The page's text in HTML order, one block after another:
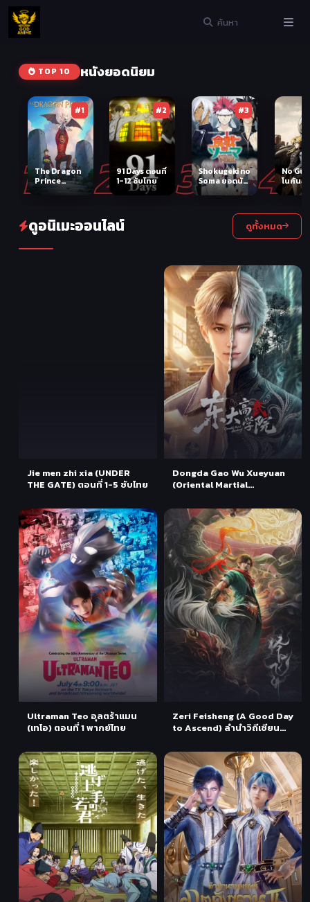
TOP 10 หนังยอดนิยม
1
#1
The Dragon
Prince
Season2 เจ้า
9 ซับไทย
2
#2
91 Days ตอนที่
1-12 ซับไทย 3
#3
Shokugeki no
Soma ยอดนัก
ปรุงโซมะ 4No
โนกันส์
ตอนที่
ดูอนิเมะออนไลน์ ดูทั้งหมด
Jie men zhi xia (UNDER
THE GATE) ตอนที่ 1-5 ซับไทย
Dongda Gao Wu Xueyuan
(Oriental Martial
ตอนที่ 1-2 ซับไทย
Ultraman Teo อุลตร้าแมน
(เทโอ) ตอนที่ 1 พากย์ไทย
Zeri Feisheng (A Good Day
to Ascend) ลำนำวิถีเซียน